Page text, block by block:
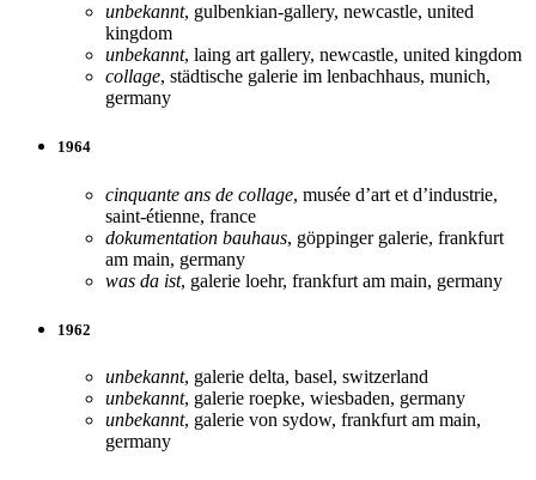
unbekannt, gulbenkian-gallery, newcastle, united
kingdom
unbekannt, laing art gallery, newcastle, united kingdom
collage, städtische galerie im lenbachhaus, munich,
germany
1964
cinquante ans de collage, musée d’art et d’industrie,
saint-étienne, france
dokumentation bauhaus, göppinger galerie, frankfurt
am main, germany
was da ist, galerie loehr, frankfurt am main, germany
1962
unbekannt, galerie delta, basel, switzerland
unbekannt, galerie roepke, wiesbaden, germany
unbekannt, galerie von sydow, frankfurt am main,
germany